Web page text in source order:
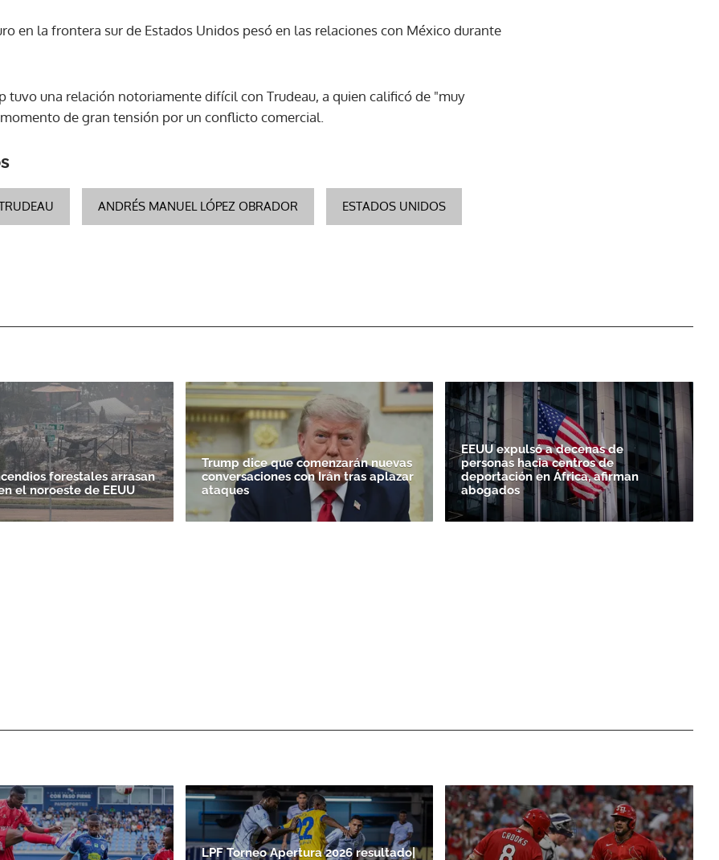
en la frontera sur de Estados Unidos pesó en las relaciones con México durante
tuvo una relación notoriamente difícil con Trudeau, a quien calificó de "muy
de gran tensión por un conflicto comercial.
ANDRÉS MANUEL LÓPEZ OBRADOR ESTADOS UNIDOS
forestales arrasan
el noroeste de EEUU
Trump dice que comenzarán nuevas
conversaciones con Irán tras aplazar
ataques
EEUU expulsó a decenas de
personas hacia centros de
deportación en África, afirman
abogados
LPF Torneo Apertura 2026 resultado|